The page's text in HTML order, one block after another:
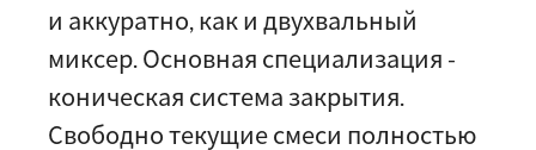
и аккуратно, как и двухвальный
миксер. Основная специализация -
коническая система закрытия.
Свободно текущие смеси полностью